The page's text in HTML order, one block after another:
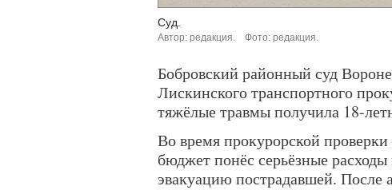
Суд.
Автор: редакция. Фото: редакция.
Бобровский районный суд
Лискинского транспортного
тяжёлые травмы получила 18-
Во время прокурорской
бюджет понёс серьёзные
эвакуацию пострадавшей. После